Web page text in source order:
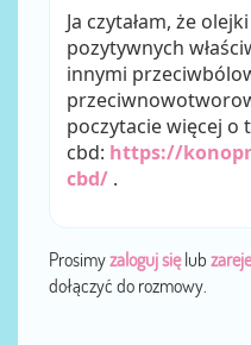
Ja czytałam, że
pozytywnych
innymi
poczytacie więcej o
cbd: https://
cbd/ .
Prosimyzaloguj sięlub
dołączyć do rozmowy.